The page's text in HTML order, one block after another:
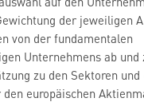
der jeweiligen
von der fundamentalen
Unternehmens ab und
zu den Sektoren und
europäischen